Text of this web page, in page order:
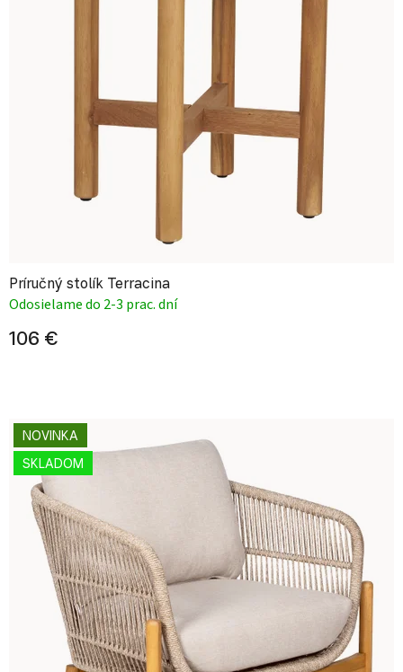
Príručný stolík Terracina
Odosielame do 2-3 prac. dní
106 €
NOVINKA
SKLADOM